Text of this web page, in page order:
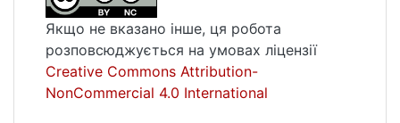
Якщо не вказано інше, ця робота
розповсюджується на умовах ліцензії
Creative Commons Attribution-
NonCommercial 4.0 International